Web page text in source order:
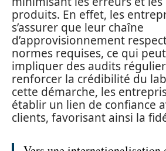
produits. En effet, les
s’assurer que leur chaîne
d’approvisionnement
normes requises, ce qui
impliquer des audits
renforcer la crédibilité du
cette démarche, les
établir un lien de confiance
clients, favorisant ainsi la